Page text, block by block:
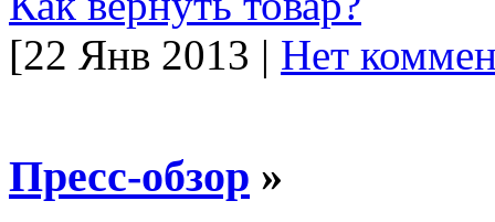
[22 Янв 2013 | Нет
Пресс-обзор »